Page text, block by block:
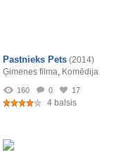
Pastnieks Pets (2014)
Ģimenes filma, Komēdija
160 0 17
4 balsis